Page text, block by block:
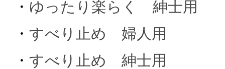
・ ゆったり楽らく 紳士用
・ すべり止め 婦人用
・ すべり止め 紳士用